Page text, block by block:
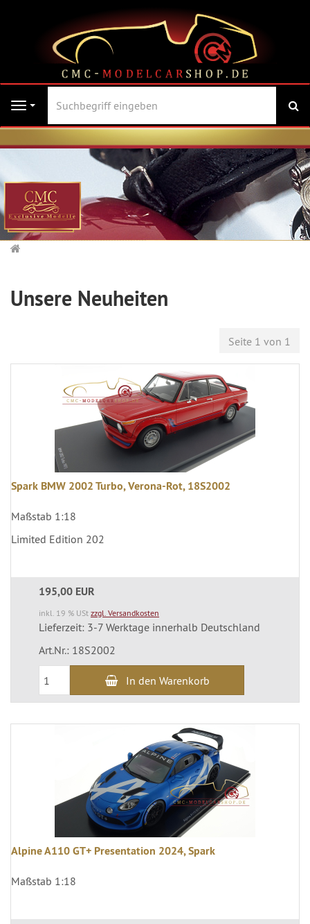
Navigation
Unsere Neuheiten
Seite 1 von 1
Spark BMW 2002 Turbo, Verona-Rot, 18S2002
Maßstab 1:18
Limited Edition 202
195,00 EUR
inkl. 19 % USt zzgl. Versandkosten
Lieferzeit: 3-7 Werktage innerhalb Deutschland
Art.Nr.: 18S2002
In den Warenkorb
Alpine A110 GT+ Presentation 2024, Spark
Maßstab 1:18